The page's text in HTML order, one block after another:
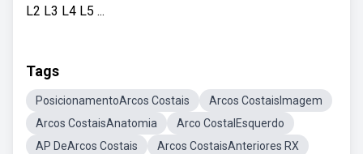
L2 L3 L4 L5 ...
Tags
PosicionamentoArcos Costais
Arcos CostaisImagem
Arcos CostaisAnatomia
Arco CostalEsquerdo
AP DeArcos Costais
Arcos CostaisAnteriores RX